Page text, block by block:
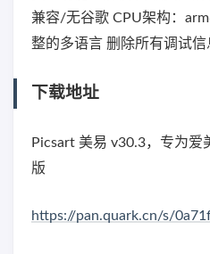
兼容/无谷歌 CPU架构：
整的多语言 删除所有调试
下载地址
Picsart 美易 v30.3，专为爱
版
https://pan.quark.cn/s/